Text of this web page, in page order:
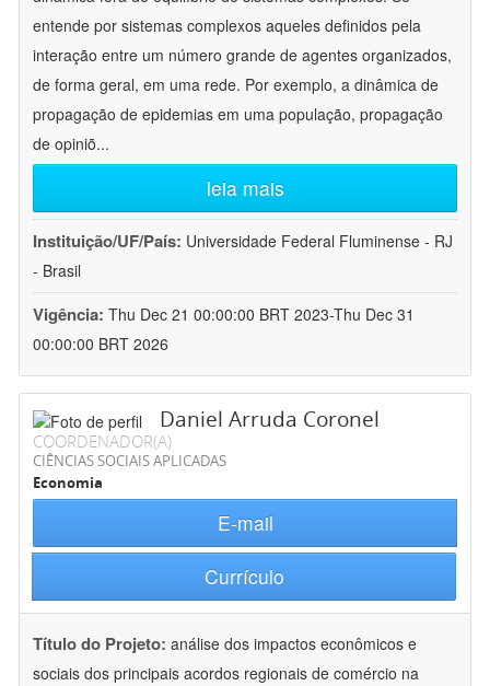
entende por sistemas complexos aqueles definidos pela
interação entre um número grande de agentes organizados,
de forma geral, em uma rede. Por exemplo, a dinâmica de
propagação de epidemias em uma população, propagação
de opiniõ...
leia mais
Instituição/UF/País: Universidade Federal Fluminense - RJ
- Brasil
Vigência: Thu Dec 21 00:00:00 BRT 2023-Thu Dec 31
00:00:00 BRT 2026
Daniel Arruda Coronel
COORDENADOR(A)
CIÊNCIAS SOCIAIS APLICADAS
Economia
E-mail
Currículo
Título do Projeto: análise dos impactos econômicos e
sociais dos principais acordos regionais de comércio na